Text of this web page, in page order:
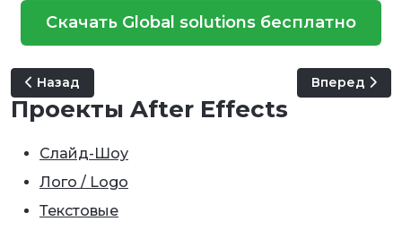
Скачать Global solutions бесплатно
Предыдущий: Selection Photo & Video (Slideshow)
Назад Следующий:
Вперед
Проекты After Effects
Слайд-Шоу
Лого / Logo
Текстовые